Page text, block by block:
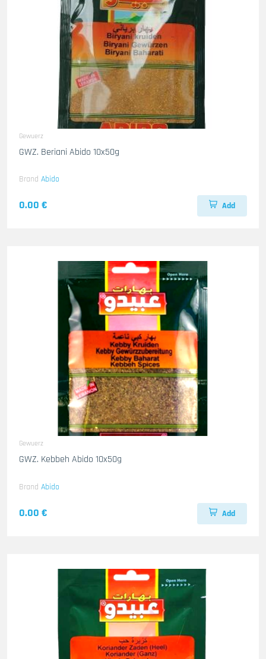
Gewuerz
GWZ. Beriani Abido 10x50g
Brand Abido
0.00 € Add
Gewuerz
GWZ. Kebbeh Abido 10x50g
Brand Abido
0.00 € Add